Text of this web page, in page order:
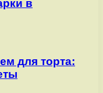
в
для торта: